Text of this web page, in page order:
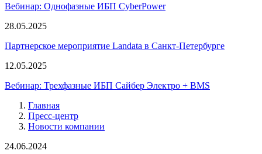
Вебинар: Однофазные ИБП CyberPower
28.05.2025
Партнерское мероприятие Landata в Санкт-Петербурге
12.05.2025
Вебинар: Трехфазные ИБП Сайбер Электро + BMS
Главная
Пресс-центр
Новости компании
24.06.2024